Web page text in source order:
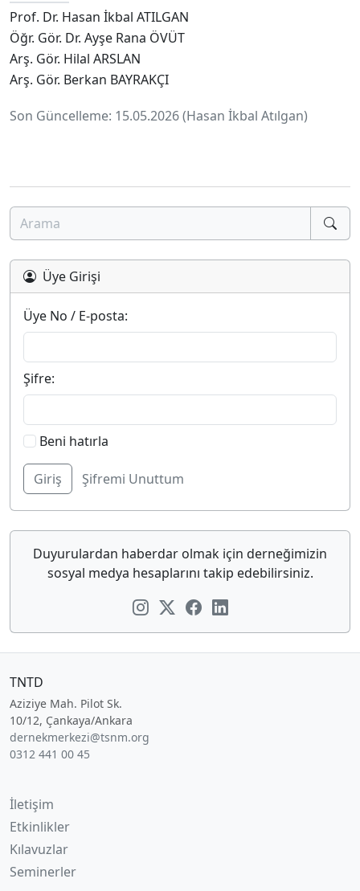
Prof. Dr. Hasan İkbal ATILGAN
Öğr. Gör. Dr. Ayşe Rana ÖVÜT
Arş. Gör. Hilal ARSLAN
Arş. Gör. Berkan BAYRAKÇI
Son Güncelleme: 15.05.2026 (Hasan İkbal Atılgan)
Üye Girişi
Üye No / E-posta:
Şifre:
Beni hatırla
Şifremi Unuttum
Duyurulardan haberdar olmak için derneğimizin
sosyal medya hesaplarını takip edebilirsiniz.
TNTD
Aziziye Mah. Pilot Sk.
10/12, Çankaya/Ankara
dernekmerkezi@tsnm.org
0312 441 00 45
İletişim
Etkinlikler
Kılavuzlar
Seminerler